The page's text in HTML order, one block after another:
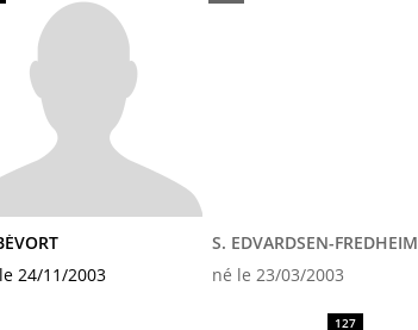
24/11/2003
S. EDVARDSEN-FREDHEIM
né le 23/03/2003
127